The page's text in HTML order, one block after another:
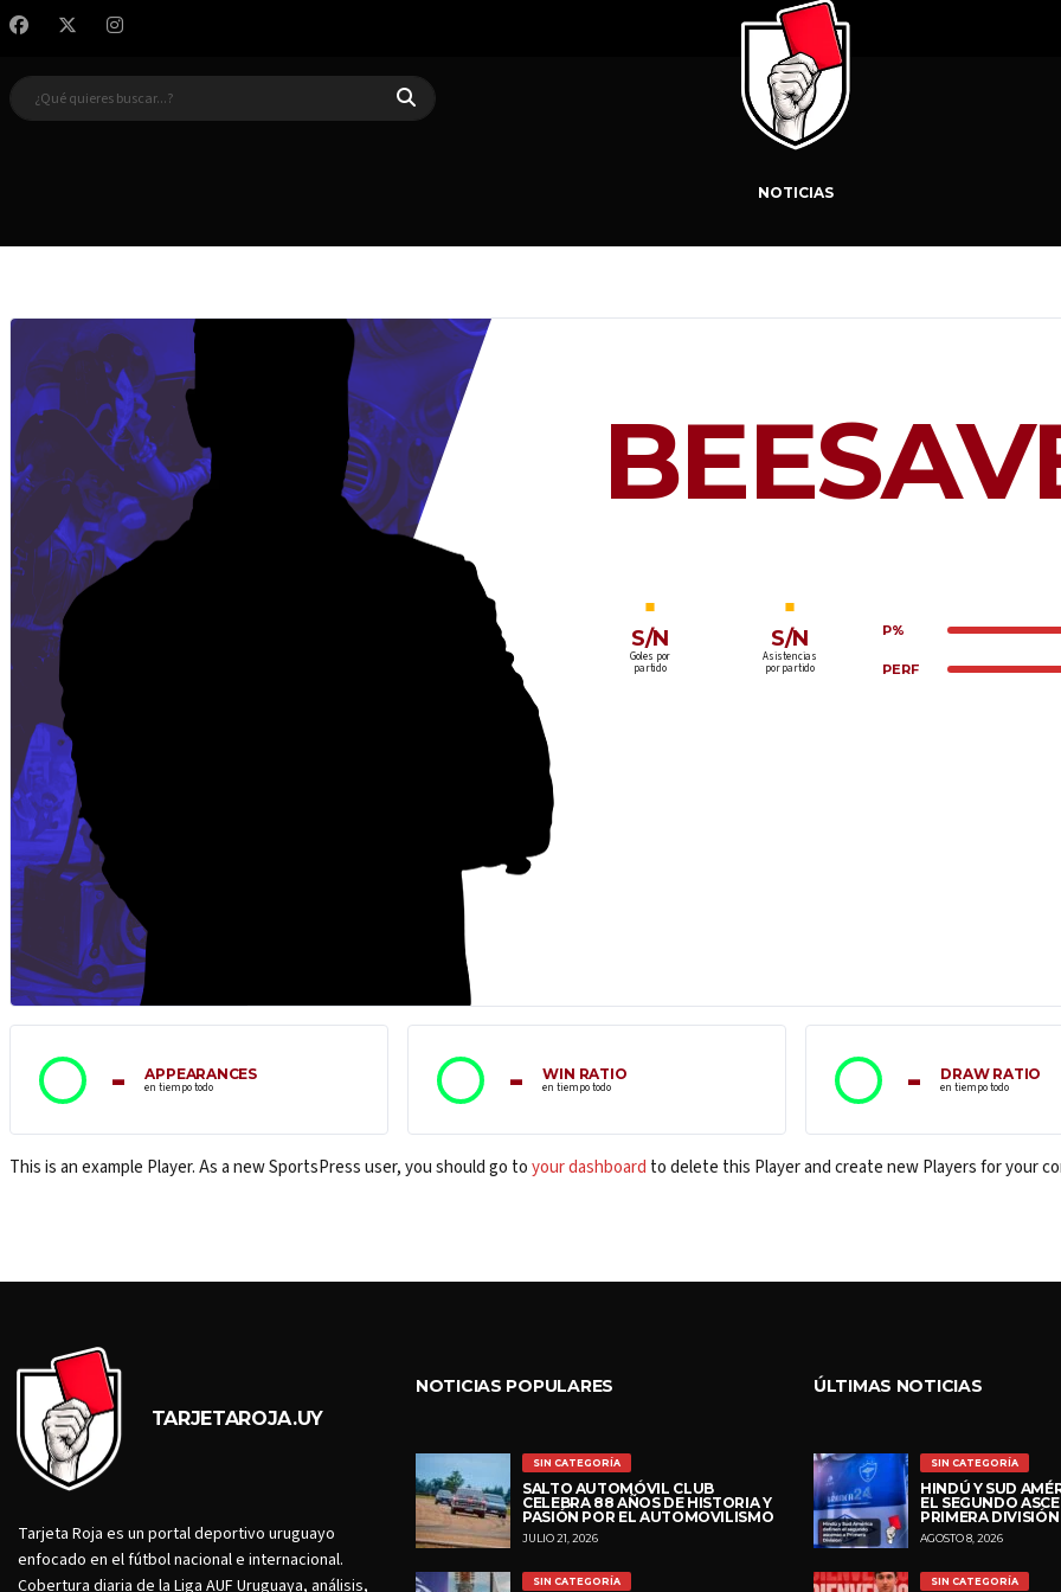
NOTICIAS
S/N
Goles por
partido
S/N
Asistencias
por partido
P%
PERF
- APPEARANCES
en tiempo todo - WIN RATIO
en tiempo todo - DRAW RATIO
en tiempo todo
This is an example Player. As a new SportsPress user, you should go toyour dashboard to delete this Player and create new Players for your
TARJETAROJA.UY
Tarjeta Roja es un portal deportivo uruguayo
enfocado en el fútbol nacional e internacional.
Cobertura diaria de la Liga AUF Uruguaya, análisis,
NOTICIAS POPULARES
SIN CATEGORÍA
SALTO AUTOMÓVIL CLUB
CELEBRA 88 AÑOS DE HISTORIA Y
PASIÓN POR EL AUTOMOVILISMO
JULIO 21, 2026
SIN CATEGORÍA
ÚLTIMAS NOTICIAS
SIN CATEGORÍA
HINDÚ Y SUD
EL SEGUNDO
PRIMERA DIVISIÓN
AGOSTO 8, 2026
SIN CATEGORÍA